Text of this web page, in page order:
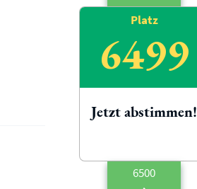
Platz
6499
Jetzt abstimmen!
6500